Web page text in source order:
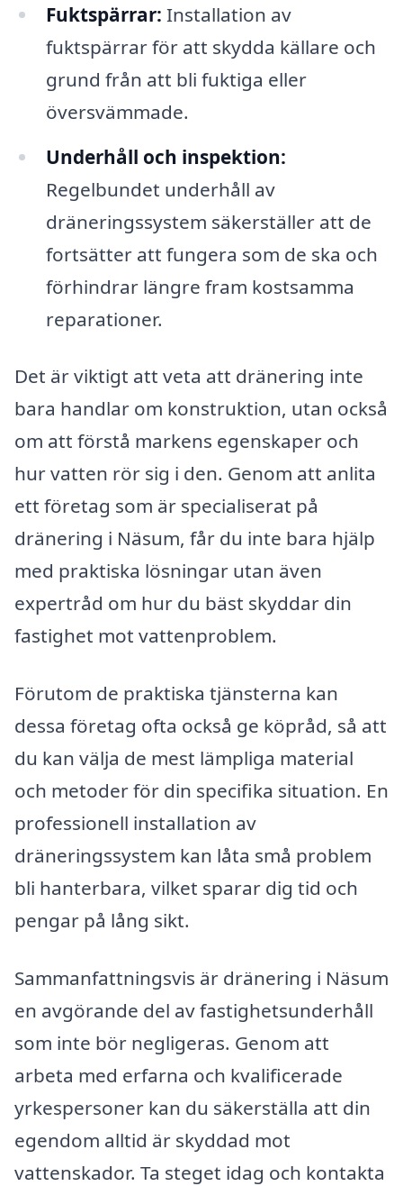
Fuktspärrar: Installation av
fuktspärrar för att skydda källare och
grund från att bli fuktiga eller
översvämmade.
Underhåll och inspektion:
Regelbundet underhåll av
dräneringssystem säkerställer att de
fortsätter att fungera som de ska och
förhindrar längre fram kostsamma
reparationer.
Det är viktigt att veta att dränering inte
bara handlar om konstruktion, utan också
om att förstå markens egenskaper och
hur vatten rör sig i den. Genom att anlita
ett företag som är specialiserat på
dränering i Näsum, får du inte bara hjälp
med praktiska lösningar utan även
expertråd om hur du bäst skyddar din
fastighet mot vattenproblem.
Förutom de praktiska tjänsterna kan
dessa företag ofta också ge köpråd, så att
du kan välja de mest lämpliga material
och metoder för din specifika situation. En
professionell installation av
dräneringssystem kan låta små problem
bli hanterbara, vilket sparar dig tid och
pengar på lång sikt.
Sammanfattningsvis är dränering i Näsum
en avgörande del av fastighetsunderhåll
som inte bör negligeras. Genom att
arbeta med erfarna och kvalificerade
yrkespersoner kan du säkerställa att din
egendom alltid är skyddad mot
vattenskador. Ta steget idag och kontakta